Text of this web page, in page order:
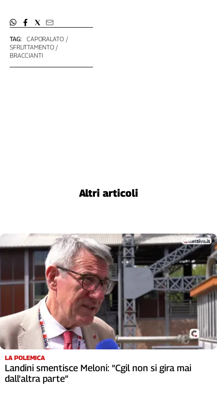
TAG:
CAPORALATO
SFRUTTAMENTO
BRACCIANTI
Altri articoli
LA POLEMICA
Landini smentisce Meloni: “Cgil non si gira mai
dall'altra parte”